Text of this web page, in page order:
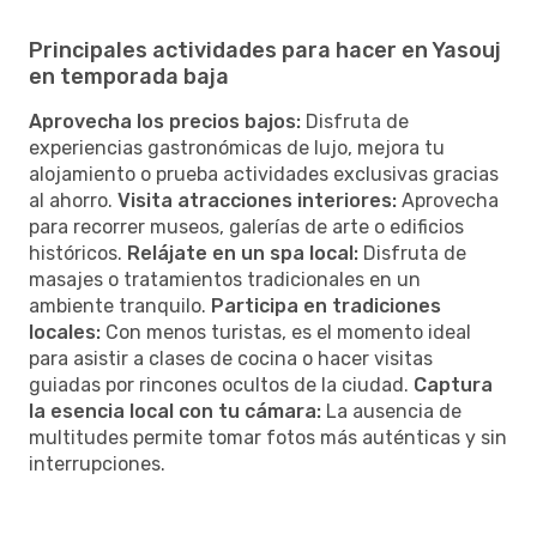
Principales actividades para hacer en Yasouj
en temporada baja
Aprovecha los precios bajos: Disfruta de
experiencias gastronómicas de lujo, mejora tu
alojamiento o prueba actividades exclusivas gracias
al ahorro. Visita atracciones interiores: Aprovecha
para recorrer museos, galerías de arte o edificios
históricos. Relájate en un spa local: Disfruta de
masajes o tratamientos tradicionales en un
ambiente tranquilo. Participa en tradiciones
locales: Con menos turistas, es el momento ideal
para asistir a clases de cocina o hacer visitas
guiadas por rincones ocultos de la ciudad. Captura
la esencia local con tu cámara: La ausencia de
multitudes permite tomar fotos más auténticas y sin
interrupciones.